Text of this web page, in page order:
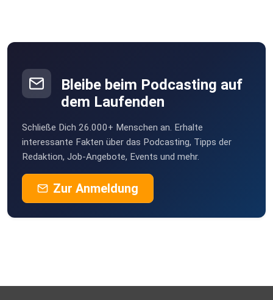
Bleibe beim Podcasting auf
dem Laufenden
Schließe Dich 26.000+ Menschen an. Erhalte
interessante Fakten über das Podcasting, Tipps der
Redaktion, Job-Angebote, Events und mehr.
Zur Anmeldung